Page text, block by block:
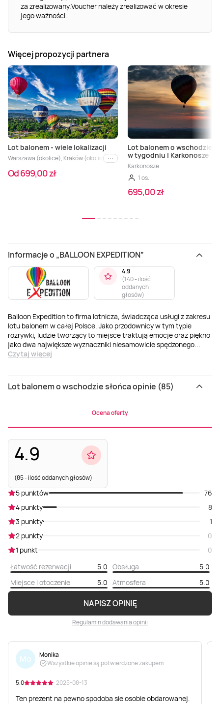
za zrealizowany.Voucher należy zrealizować w okresie
jego ważności.
Więcej propozycji partnera
Lot balonem - wiele lokalizacji
Warszawa (okolice), Kraków (okolice), Poznań (okolice), Wrocław (okolice),
i inne
Od 699,00 zł
Lot balonem o wschodzie
w tygodniu | Karkonosze
Karkonosze
1 os.
695,00 zł
Informacje o „BALLOON EXPEDITION”
Balloon Expedition to firma lotnicza, świadcząca usługi z zakresu
lotu balonem w całej Polsce. Jako przodownicy w tym typie
rozrywki, ludzie tworzący to miejsce traktują emocje oraz piękno
jako dwa największe wyznaczniki niesamowicie spędzonego
Czytaj więcej
4.9
(140 - ilość
oddanych
głosów)
Lot balonem o wschodzie słońca opinie (85)
Ocena oferty
4.9
(85 - ilość oddanych głosów)
NAPISZ OPINIĘ
Regulamin dodawania opinii
5 punktów
76
4 punkty
8
3 punkty
1
2 punkty
0
1 punkt
0
Łatwość rezerwacji
5.0 Obsługa
5.0
Miejsce i otoczenie
5.0 Atmosfera 5.0
Mo
Monika
Wszystkie opinie są potwierdzone zakupem
5.0 · 2025-08-13
Ten prezent na pewno spodoba sie osobie obdarowanej.